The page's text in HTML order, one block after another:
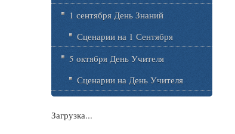
1 сентября День Знаний
Сценарии на 1 Сентября
5 октября День Учителя
Сценарии на День Учителя
Загрузка...